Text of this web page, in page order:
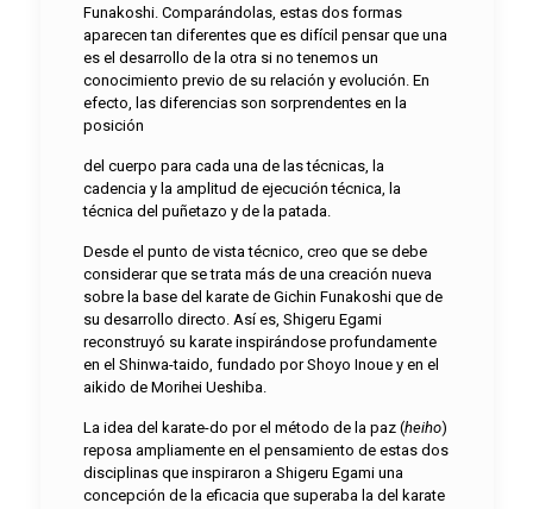
Funakoshi. Comparándolas, estas dos formas
aparecen tan diferentes que es difícil pensar que una
es el desarrollo de la otra si no tenemos un
conocimiento previo de su relación y evolución. En
efecto, las diferencias son sorprendentes en la
posición
del cuerpo para cada una de las técnicas, la
cadencia y la amplitud de ejecución técnica, la
técnica del puñetazo y de la patada.
Desde el punto de vista técnico, creo que se debe
considerar que se trata más de una creación nueva
sobre la base del karate de Gichin Funakoshi que de
su desarrollo directo. Así es, Shigeru Egami
reconstruyó su karate inspirándose profundamente
en el Shinwa-taido, fundado por Shoyo Inoue y en el
aikido de Morihei Ueshiba.
La idea del karate-do por el método de la paz (heiho)
reposa ampliamente en el pensamiento de estas dos
disciplinas que inspiraron a Shigeru Egami una
concepción de la eficacia que superaba la del karate